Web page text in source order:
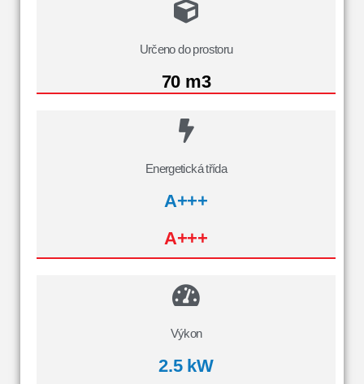
Určeno do prostoru
70 m3
Energetická třída
A+++
A+++
Výkon
2.5 kW